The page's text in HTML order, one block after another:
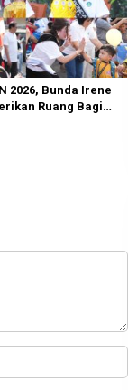
2026, Bunda Irene
Ruang Bagi